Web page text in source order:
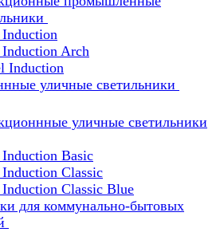
Arch
Induction
уличные светильники
уличные светильники
Induction Basic
Induction Classic
Induction Classic Blue
для коммунально-бытовых